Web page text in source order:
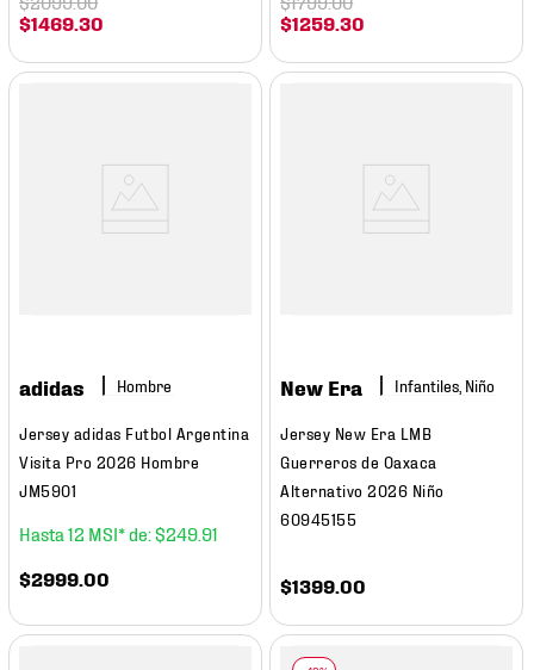
$1469.30 $1259.30
adidas Hombre
Jersey adidas Futbol Argentina
Visita Pro 2026 Hombre
JM5901
12 $249 91
$2999.00
New Era Infantiles, Niño
Jersey New Era LMB
Guerreros de Oaxaca
Alternativo 2026 Niño
60945155
$1399.00